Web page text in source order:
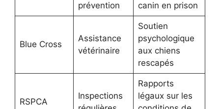
prévention
canin en prison
Blue Cross
Assistance
vétérinaire
Soutien
psychologique
aux chiens
rescapés
RSPCA
Inspections
Rapports
légaux sur les